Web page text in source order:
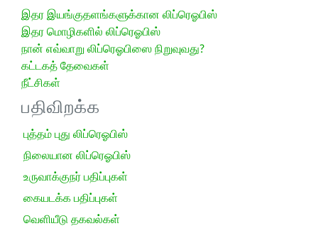
இதர இயங்குதளங்களுக்கான லிப்ரெஓபிஸ்
இதர மொழிகளில் லிப்ரெஓபிஸ்
நான் எவ்வாறு லிப்ரெஓபிஸை நிறுவுவது?
கட்டகத் தேவைகள்
நீட்சிகள்
பதிவிறக்க
புத்தம் புது லிப்ரெஓபிஸ்
நிலையான லிப்ரெஓபிஸ்
உருவாக்குநர் பதிப்புகள்
கையடக்க பதிப்புகள்
வெளியீடு தகவல்கள்